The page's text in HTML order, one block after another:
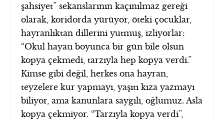
şahsiyet” sekanslarının kaçınılmaz gereği
olarak, koridorda yürüyor, öteki çocuklar,
hayranlıktan dillerini yutmuş, izliyorlar:
“Okul hayatı boyunca bir gün bile olsun
kopya çekmedi, tarzıyla hep kopya verdi.”
Kimse gibi değil, herkes ona hayran,
teyzelere kur yapmayı, yaşıtı kıza yazmayı
biliyor, ama kanunlara saygılı, oğlumuz. Asla
kopya çekmiyor. “Tarzıyla kopya verdi”,